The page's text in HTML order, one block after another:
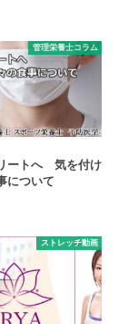
管理栄養士コラム
ートへ 気を付け
について
ストレッチ動画